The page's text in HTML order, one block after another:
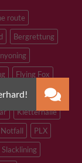
route
Bergrettung
Flying Fox
Kletterhalle
Notfall
PLX
Slacklining